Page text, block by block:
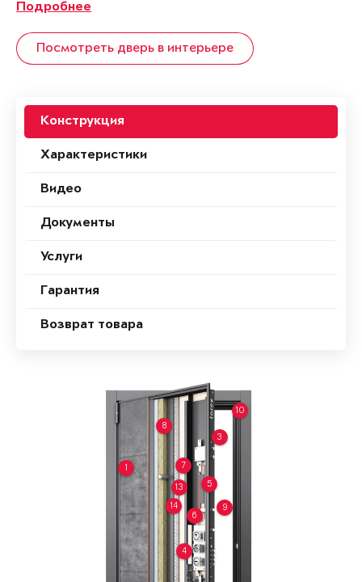
Подробнее
Посмотреть дверь в интерьере
Конструкция
Характеристики
Видео
Документы
Услуги
Гарантия
Возврат товара
1
3
4
5
6
7
8
9
10
13
14